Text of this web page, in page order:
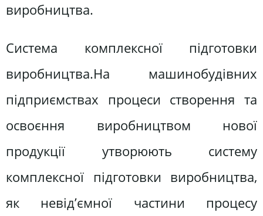
виробництва.
Система комплексної підготовки
виробництва.На машинобудівних
підприємствах процеси створення та
освоєння виробництвом нової
продукції утворюють систему
комплексної підготовки виробництва,
як невід’ємної частини процесу